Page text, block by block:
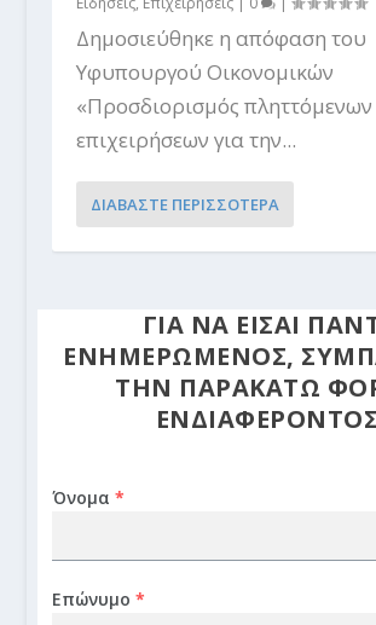
Δημοσιεύθηκε η απόφαση του
Υφυπουργού Οικονομικών
«Προσδιορισμός πληττόμενων
επιχειρήσεων για την...
ΔΙΑΒΑΣΤΕ ΠΕΡΙΣΣΟΤΕΡΑ
ΓΙΑ ΝΑ ΕΙΣΑΙ
ΕΝΗΜΕΡΩΜΕΝΟΣ,
ΤΗΝ ΠΑΡΑΚΑΤΩ
Όνομα *
Επώνυμο *